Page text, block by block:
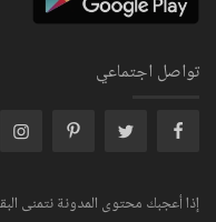
تواصل اجتماعي
إذا أعجبك محتوى المدونة نتمنى